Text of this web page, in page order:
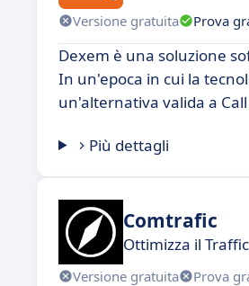
Versione gratuita Prova
Dexem è una soluzione
In un'epoca in cui la
un'alternativa valida a
Più dettagli
Comtrafic
Ottimizza il
Versione gratuita Prova